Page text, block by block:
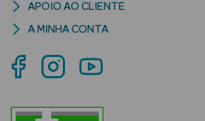
Criança
Rosto e
APOIO AO CLIENTE
A MINHA CONTA